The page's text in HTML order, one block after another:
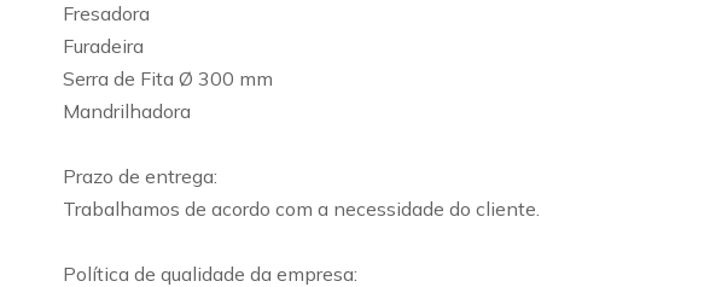
Fresadora
Furadeira
Serra de Fita Ø 300 mm
Mandrilhadora
Prazo de entrega:
Trabalhamos de acordo com a necessidade do cliente.
Política de qualidade da empresa: